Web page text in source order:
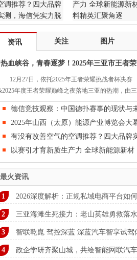
调推荐？四大品牌
测，海信凭实力脱
而出
产力 全球新能源新
料精英汇聚角逐
资讯 关注 图片
热血峡谷，青春逐梦！2025年三亚市王者荣
耀
12月27日，依托2025年王者荣耀挑战者杯决赛
年度王者荣耀巅峰之夜落地三亚的热潮，由三
市旅游和文化广电体育局、共青团三亚市委员会
导，三亚学院体育学院、海南麓城文化产业发展有
公司联合主办，海……
德信竞技观察：中国德扑赛事的现状与
来
2025年山西（太原）能源产业博览会大
将启有没有改善空气的空调推荐？四大品牌
测， 以赛引才育新质生产力 全球新能源新材
精
最火资讯
2026深度解析：正规私域电商平台如何
母
三亚海滩生死接力：老山英雄勇救落
妹
智联乾崑 驾控深蓝 深蓝汽车智享试驾
营
政企学研齐聚山城，共绘智能网联汽